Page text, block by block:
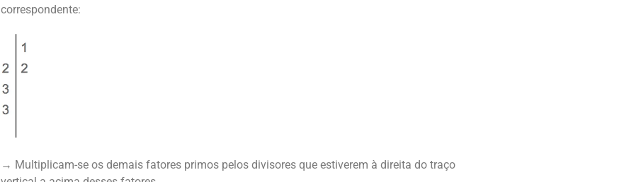
correspondente:
→ Multiplicam-se os demais fatores primos pelos divisores que estiverem à direita do traço